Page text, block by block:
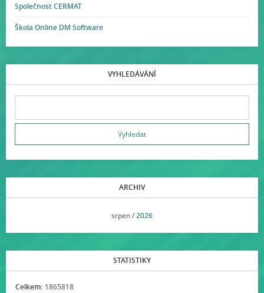
Společnost CERMAT
Škola Online DM Software
VYHLEDÁVÁNÍ
ARCHIV
srpen /2026
STATISTIKY
Celkem: 1865818